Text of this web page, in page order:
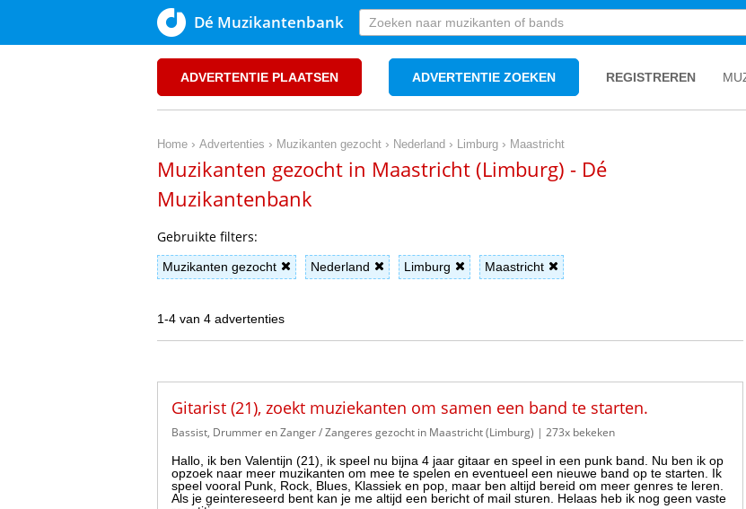
Dé Muzikantenbank
ADVERTENTIE PLAATSEN ADVERTENTIE ZOEKEN REGISTREREN
Home › Advertenties › Muzikanten gezocht › Nederland › Limburg › Maastricht
Muzikanten gezocht in Maastricht (Limburg) - Dé
Muzikantenbank
Gebruikte filters:
Muzikanten gezocht Nederland Limburg Maastricht
1-4 van 4 advertenties
Gitarist (21), zoekt muziekanten om samen een band te starten.
Bassist, Drummer en Zanger / Zangeres gezocht in Maastricht (Limburg) | 273x bekeken
Hallo, ik ben Valentijn (21), ik speel nu bijna 4 jaar gitaar en speel in een punk band. Nu ben ik op
opzoek naar meer muzikanten om mee te spelen en eventueel een nieuwe band op te starten. Ik
speel vooral Punk, Rock, Blues, Klassiek en pop, maar ben altijd bereid om meer genres te leren.
Als je geintereseerd bent kan je me altijd een bericht of mail sturen. Helaas heb ik nog geen vaste